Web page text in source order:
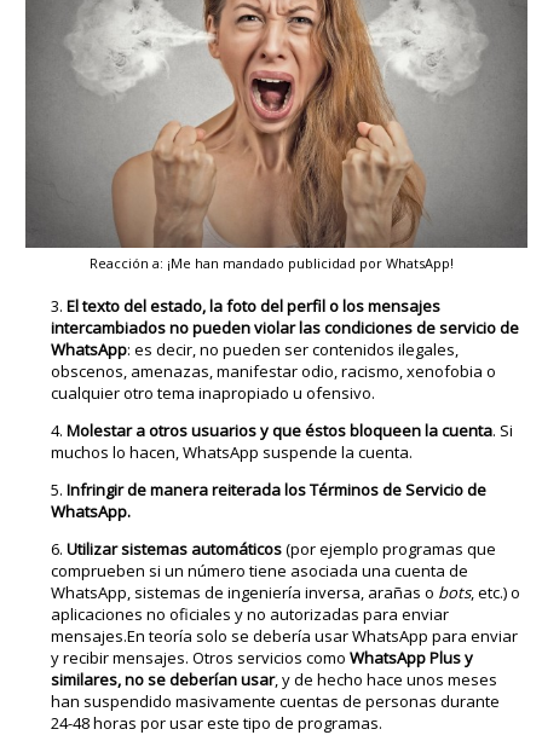
Reacción a: ¡Me han mandado publicidad por WhatsApp!
El texto del estado, la foto del perfil o los mensajes
intercambiadosno pueden violar las condiciones de servicio de
WhatsApp: es decir, no pueden ser contenidos ilegales,
obscenos, amenazas, manifestar odio, racismo, xenofobia o
cualquier otro tema inapropiado u ofensivo.
Molestar a otros usuarios y que éstos bloqueen la cuenta. Si
muchos lo hacen, WhatsApp suspende la cuenta.
Infringir de manera reiterada los Términos de Servicio de
WhatsApp.
Utilizar sistemas automáticos(por ejemplo programas que
comprueben si un número tiene asociada una cuenta de
WhatsApp, sistemas de ingeniería inversa, arañas o bots, etc.) o
aplicaciones no oficiales y no autorizadas para enviar
mensajes.En teoría solo se debería usar WhatsApp para enviar
y recibir mensajes. Otros servicios comoWhatsApp Plus y
similares, no se deberían usar, y de hecho hace unos meses
han suspendido masivamente cuentas de personas durante
24-48 horas por usar este tipo de programas.